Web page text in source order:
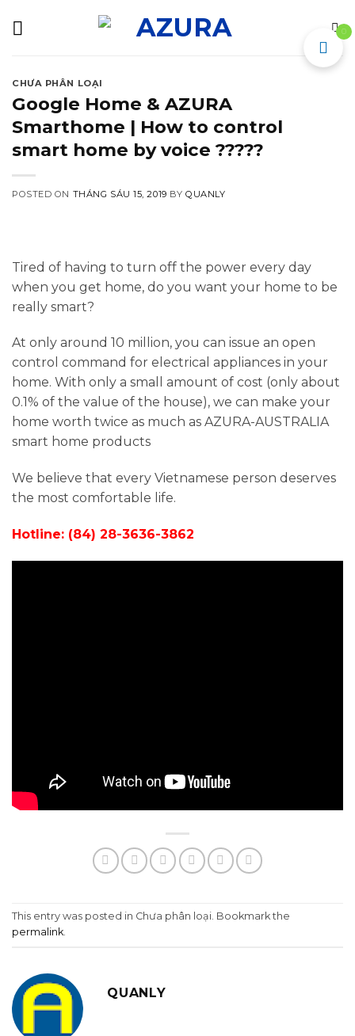
CHƯA PHÂN LOẠI
Google Home & AZURA
Smarthome | How to control
smart home by voice ?????
POSTED ON THÁNG SÁU 15, 2019 BY QUANLY
Tired of having to turn off the power every day
when you get home, do you want your home to be
really smart?
At only around 10 million, you can issue an open
control command for electrical appliances in your
home. With only a small amount of cost (only about
0.1% of the value of the house), we can make your
home worth twice as much as AZURA-AUSTRALIA
smart home products
We believe that every Vietnamese person deserves
the most comfortable life.
Hotline: (84) 28-3636-3862
This entry was posted in Chưa phân loại. Bookmark the
permalink.
QUANLY
0